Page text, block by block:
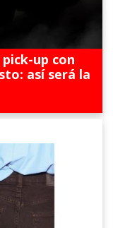
up con
así será la